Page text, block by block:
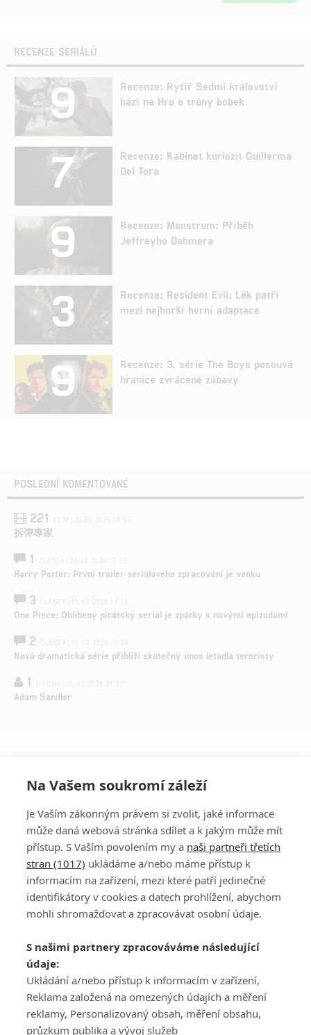
RECENZE SERIÁLŮ
9
Recenze: Rytíř Sedmi království
hází na Hru o trůny bobek
7
Recenze: Kabinet kuriozit Guillerma
Del Tora
9
Recenze: Monstrum: Příběh
Jeffreyho Dahmera
3
Recenze: Resident Evil: Lék patří
mezi nejhorší herní adaptace
9
Recenze: 3. série The Boys posouvá
hranice zvrácené zábavy
POSLEDNÍ KOMENTOVANÉ
221
拆彈專家
1
Harry Potter: První trailer seriálového zpracování je venku
3
One Piece: Oblíbený pirátský seriál je zpátky s novými epizodami
2
Nová dramatická série přiblíží skutečný únos letadla teroristy
1
Adam Sandler
PŘIHLÁSIT
REGISTROVAT
DISKUZE
Šéfredaktorkou webu jePetr Slavík, e-mailserialy@fandimefilmu.cz
Máte-li zájem o inzerci na našem webu napište nám na e-mail
studio@koncal.com
Ochrana osobních údajů|Zásady používání cookies |Pravidla webu
Upravit nastavení soukromí
Na Vašem soukromí záleží
Je Vaším zákonným právem si zvolit, jaké informace
může daná webová stránka sdílet a k jakým může mít
přístup. S Vaším povolením my a naši partneři třetích
stran (1017) ukládáme a/nebo máme přístup k
informacím na zařízení, mezi které patří jedinečné
identifikátory v cookies a datech prohlížení, abychom
mohli shromažďovat a zpracovávat osobní údaje.
S našimi partnery zpracováváme následující
údaje:
Ukládání a/nebo přístup k informacím v zařízení,
Reklama založená na omezených údajích a měření
reklamy, Personalizovaný obsah, měření obsahu,
průzkum publika a vývoj služeb